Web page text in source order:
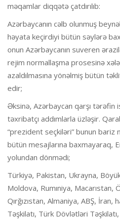
məqamlar diqqətə çatdırılıb:
Azərbaycanın cəlb olunmuş
həyata keçirdiyi bütün səylərə
onun Azərbaycanın suveren
rejim normallaşma prosesinə
azaldılmasına yönəlmiş bütün
edir;
Əksinə, Azərbaycan qarşı tərəfin
təxribatçı addımlarla üzləşir.
“prezident seçkiləri” bunun bariz
bütün mesajlarına baxmayaraq,
yolundan dönmədi;
Türkiyə, Pakistan, Ukrayna,
Moldova, Rumıniya, Macarıstan,
Qırğızıstan, Almaniya, ABŞ,
Təşkilatı, Türk Dövlətləri